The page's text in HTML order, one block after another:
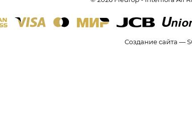
Создание сайта —